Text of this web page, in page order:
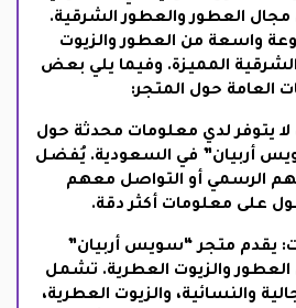
العطور والعطور الشرقية.
واسعة من العطور والزيوت
الشرقية المميزة. وفيما يلي بعض
العامة حول المتجر:
لا يتوفر لدي معلومات محدثة حول
أربيان” في السعودية. يُفضل
الرسمي أو التواصل معهم
على معلومات أكثر دقة.
يقدم متجر “سويس أربيان”
والزيوت العطرية. تشمل
والنسائية، والزيوت العطرية،